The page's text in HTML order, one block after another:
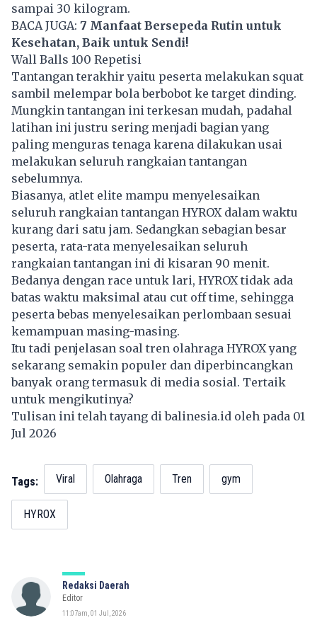
sampai 30 kilogram.
BACA JUGA: 7 Manfaat Bersepeda Rutin untuk
Kesehatan, Baik untuk Sendi!
Wall Balls 100 Repetisi
Tantangan terakhir yaitu peserta melakukan squat
sambil melempar bola berbobot ke target dinding.
Mungkin tantangan ini terkesan mudah, padahal
latihan ini justru sering menjadi bagian yang
paling menguras tenaga karena dilakukan usai
melakukan seluruh rangkaian tantangan
sebelumnya.
Biasanya, atlet elite mampu menyelesaikan
seluruh rangkaian tantangan HYROX dalam waktu
kurang dari satu jam. Sedangkan sebagian besar
peserta, rata-rata menyelesaikan seluruh
rangkaian tantangan ini di kisaran 90 menit.
Bedanya dengan race untuk lari, HYROX tidak ada
batas waktu maksimal atau cut off time, sehingga
peserta bebas menyelesaikan perlombaan sesuai
kemampuan masing-masing.
Itu tadi penjelasan soal tren olahraga HYROX yang
sekarang semakin populer dan diperbincangkan
banyak orang termasuk di media sosial. Tertaik
untuk mengikutinya?
Tulisan ini telah tayang dibalinesia.id oleh pada 01
Jul 2026
Tags: Viral Olahraga Tren gym
HYROX
Redaksi Daerah
Editor
11:07am, 01 Jul, 2026